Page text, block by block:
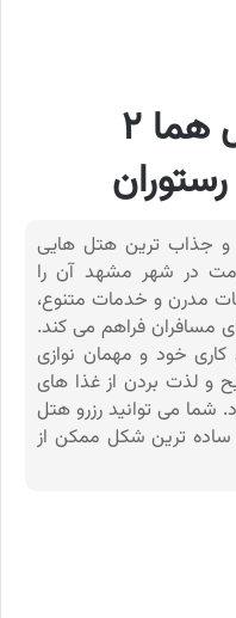
بررسی امکانات هتل هما ۲
و جذاب ترین هتل هایی
در شهر مشهد آن را
مدرن و خدمات متنوع،
مسافران فراهم می‌ کند.
کاری خود و مهمان نوازی
و لذت بردن از غذا های
شما می توانید رزرو هتل
و ساده ترین شکل ممکن از